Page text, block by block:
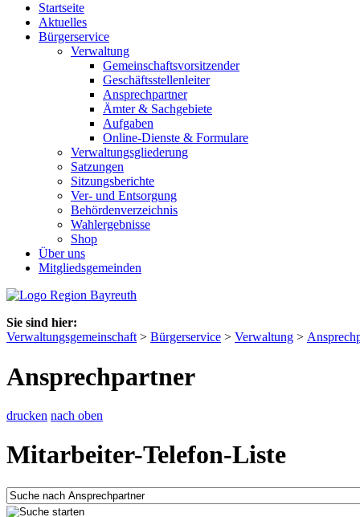
Startseite
Aktuelles
Bürgerservice
Verwaltung
Gemeinschaftsvorsitzender
Geschäftsstellenleiter
Ansprechpartner
Ämter & Sachgebiete
Aufgaben
Online-Dienste & Formulare
Verwaltungsgliederung
Satzungen
Sitzungsberichte
Ver- und Entsorgung
Behördenverzeichnis
Wahlergebnisse
Shop
Über uns
Mitgliedsgemeinden
Sie sind hier:
Verwaltungsgemeinschaft > Bürgerservice > Verwaltung >
Ansprechpartner
drucken nach oben
Mitarbeiter-Telefon-Liste